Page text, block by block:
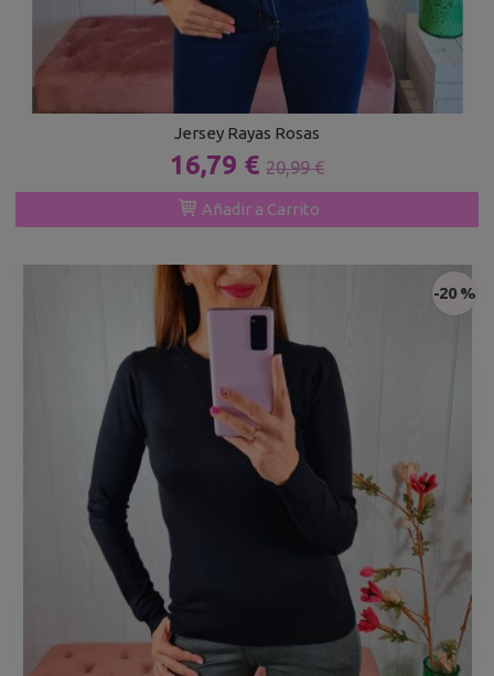
Jersey Rayas Rosas
16,79 € 20,99 €
Añadir a Carrito
-20 %